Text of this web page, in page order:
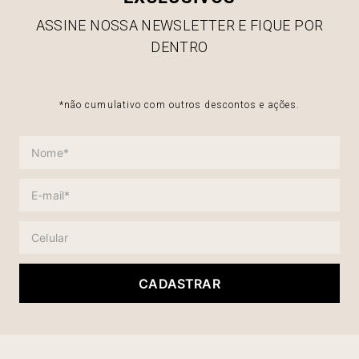
ASSINE NOSSA NEWSLETTER E FIQUE POR
DENTRO
*não cumulativo com outros descontos e ações.
CADASTRAR